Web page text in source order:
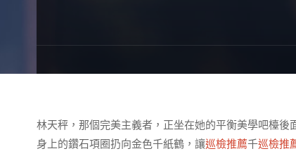
林天秤，那個完美主義者，正坐在她的平衡美學吧檯
身上的鑽石項圈扔向金色千紙鶴，讓巡檢推薦千巡檢推